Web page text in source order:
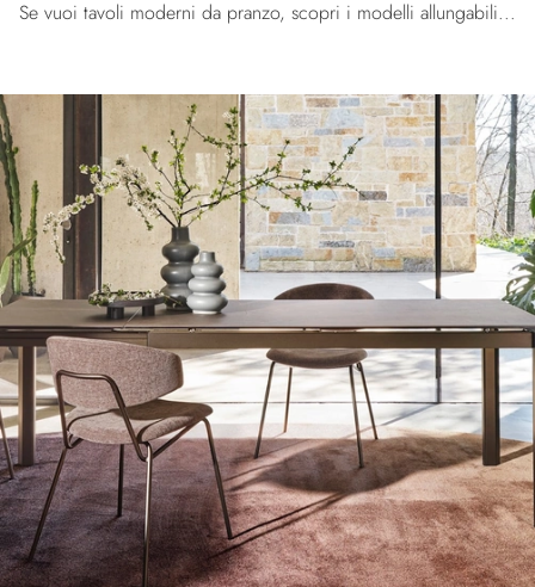
Se vuoi tavoli moderni da pranzo, scopri i modelli allungabili di Calligaris: clicca e scopri il modello Sandy allungabile in ceramica.